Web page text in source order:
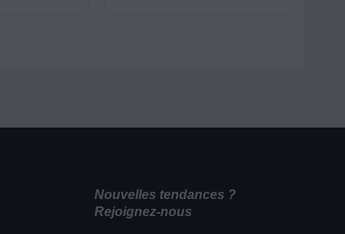
Nouvelles tendances ?
Rejoignez-nous